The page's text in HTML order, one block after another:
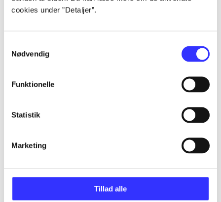
cookies under ”Detaljer”.
Nødvendig
Funktionelle
Statistik
Marketing
Tillad alle
...
...
...
...